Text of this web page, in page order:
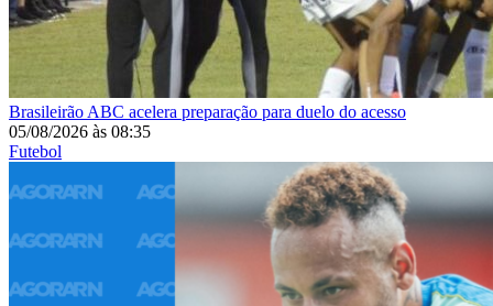
Brasileirão ABC acelera preparação para duelo do acesso
05/08/2026 às 08:35
Futebol